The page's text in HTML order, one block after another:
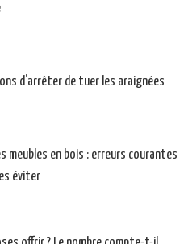
d’arrêter de tuer les araignées
meubles en bois : erreurs courantes
éviter